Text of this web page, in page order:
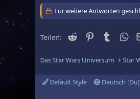
Für weitere Antworten
Teilen: Reddit PinterestTumblr
Das Star Wars Universum Star
Default Style Deutsch [Du]